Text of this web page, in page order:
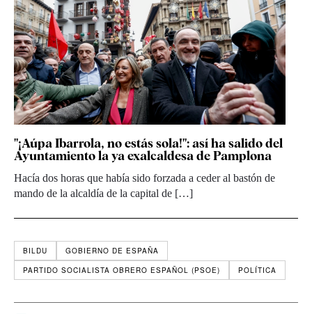
"¡Aúpa Ibarrola, no estás sola!": así ha salido del
Ayuntamiento la ya exalcaldesa de Pamplona
Hacía dos horas que había sido forzada a ceder al bastón de
mando de la alcaldía de la capital de […]
BILDU
GOBIERNO DE ESPAÑA
PARTIDO SOCIALISTA OBRERO ESPAÑOL (PSOE)
POLÍTICA